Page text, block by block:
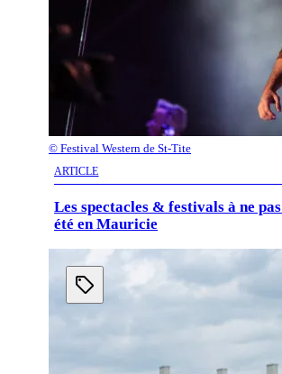
© Festival Western de St-Tite
ARTICLE
Les spectacles & festivals à ne
été en Mauricie